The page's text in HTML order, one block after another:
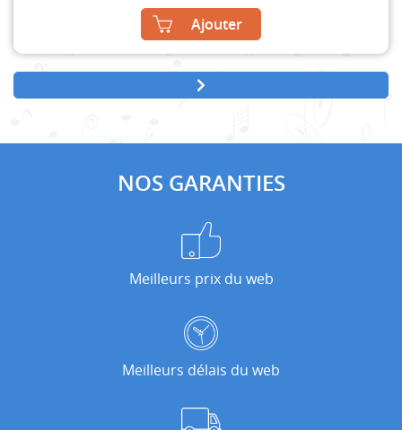
Ajouter
NOS GARANTIES
Meilleurs prix du web
Meilleurs délais du web